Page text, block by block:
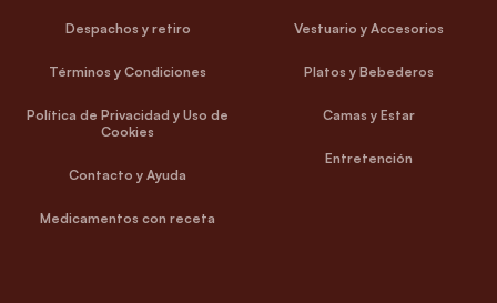
Despachos y retiro
Términos y Condiciones
Política de Privacidad y Uso de
Cookies
Contacto y Ayuda
Medicamentos con receta
Vestuario y Accesorios
Platos y Bebederos
Camas y Estar
Entretención